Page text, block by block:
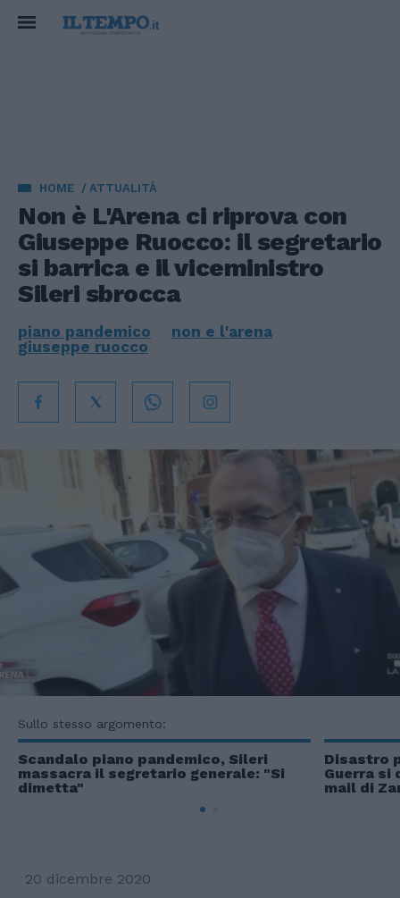
HOME ATTUALITÀ
Non è L'Arena ci riprova con
Giuseppe Ruocco: il segretario
si barrica e il viceministro
Sileri sbrocca
piano pandemico
non e l'arena
giuseppe ruocco
Sullo stesso argomento:
Scandalo piano pandemico, Sileri
massacra il segretario generale: "Si
dimetta"
Disastro
Guerra si
mail di
20 dicembre 2020